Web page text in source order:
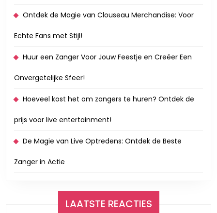
Ontdek de Magie van Clouseau Merchandise: Voor
Echte Fans met Stijl!
Huur een Zanger Voor Jouw Feestje en Creëer Een
Onvergetelijke Sfeer!
Hoeveel kost het om zangers te huren? Ontdek de
prijs voor live entertainment!
De Magie van Live Optredens: Ontdek de Beste
Zanger in Actie
LAATSTE REACTIES